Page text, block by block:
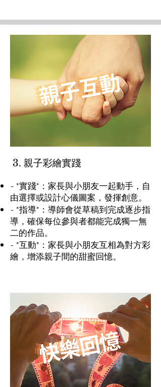
3. 親子彩繪實踐
- *實踐*：家長與小朋友一起動手，自
由選擇或設計心儀圖案，發揮創意。
- *指導*：導師會從草稿到完成逐步指
導，確保每位參與者都能完成獨一無
二的作品。
- *互動*：家長與小朋友互相為對方彩
繪，增添親子間的甜蜜回憶。